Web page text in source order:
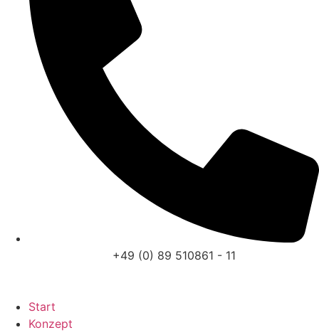
+49 (0) 89 510861 - 11
Start
Konzept